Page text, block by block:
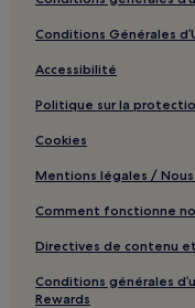
Conditions Générales
Accessibilité
Politique sur la
Cookies
Mentions légales /
Comment fonctionne
Directives de contenu
Conditions générales
Rewards